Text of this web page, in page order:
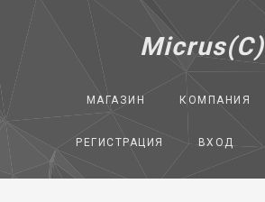
Micrus(C)
МАГАЗИН КОМПАНИЯ
РЕГИСТРАЦИЯ ВХОД